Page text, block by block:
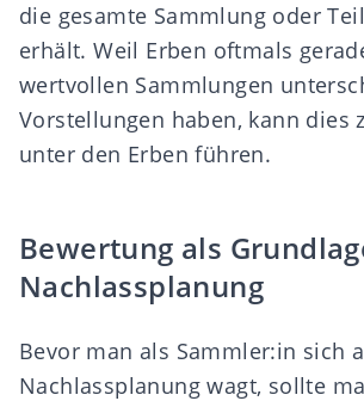
die gesamte Sammlung oder
erhält. Weil Erben oftmals
wertvollen Sammlungen
Vorstellungen haben, kann dies
unter den Erben führen.
Bewertung als
Nachlassplanung
Bevor man als Sammler:in sich
Nachlassplanung wagt, sollte